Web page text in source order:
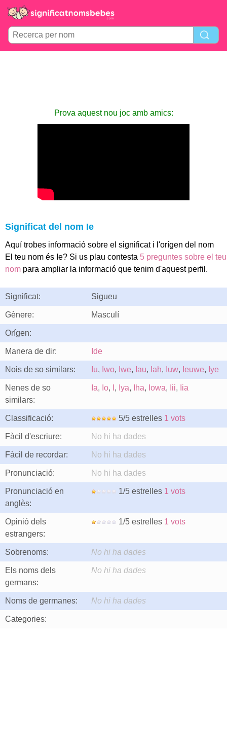
Prova aquest nou joc amb amics:
Significat del nom Ie
Aquí trobes informació sobre el significat i l'orígen del nom
El teu nom és Ie? Si us plau contesta 5 preguntes sobre el teu
nom para ampliar la informació que tenim d'aquest perfil.
Significat: Sigueu
Gènere: Masculí
Orígen:
Manera de dir: Ide
Nois de so similars: Iu, Iwo, Iwe, Iau, Iah, Iuw, Ieuwe, Iye
Nenes de so
similars:
Ia, Io, , Iya, Iha, Iowa, Iii, Iia
Classificació: 5/5 estrelles 1 vots
Fàcil d'escriure: No hi ha dades
Fàcil de recordar: No hi ha dades
Pronunciació: No hi ha dades
Pronunciació en
anglès:
1/5 estrelles 1 vots
Opinió dels
estrangers:
1/5 estrelles 1 vots
Sobrenoms: No hi ha dades
Els noms dels
germans:
No hi ha dades
Noms de germanes: No hi ha dades
Categories: